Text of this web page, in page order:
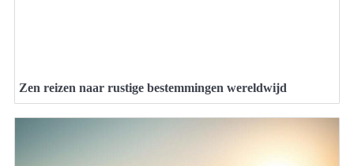
Zen reizen naar rustige bestemmingen wereldwijd